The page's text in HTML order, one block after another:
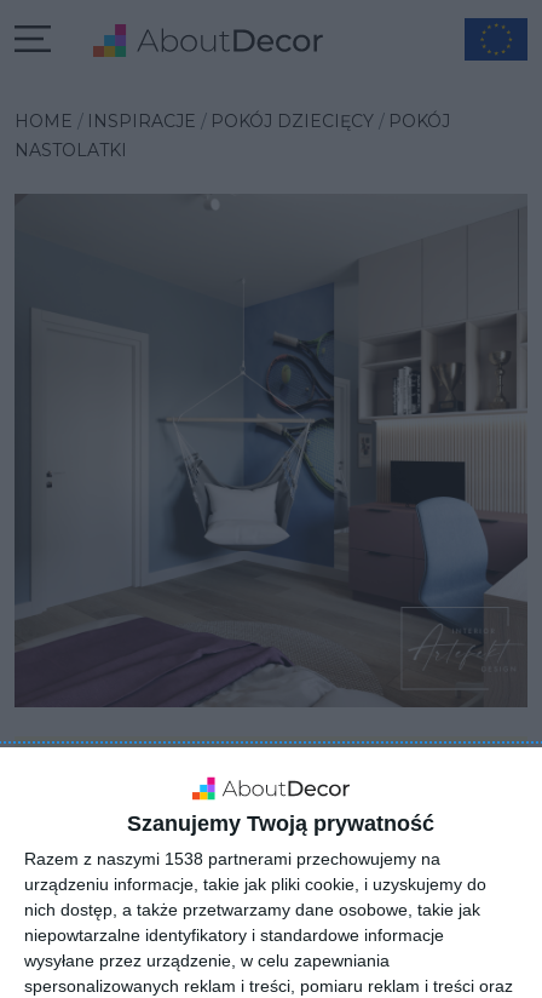
Szanujemy Twoją prywatność
Razem z naszymi 1538 partnerami przechowujemy na
urządzeniu informacje, takie jak pliki cookie, i uzyskujemy do
nich dostęp, a także przetwarzamy dane osobowe, takie jak
niepowtarzalne identyfikatory i standardowe informacje
wysyłane przez urządzenie, w celu zapewniania
spersonalizowanych reklam i treści, pomiaru reklam i treści oraz
HOME INSPIRACJE POKÓJ DZIECIĘCY
POKÓJ
NASTOLATKI